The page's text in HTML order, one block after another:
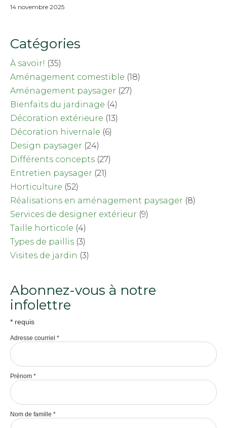
14 novembre 2025
Catégories
À savoir! (35)
Aménagement comestible (18)
Aménagement paysager (27)
Bienfaits du jardinage (4)
Décoration extérieure (13)
Décoration hivernale (6)
Design paysager (24)
Différents concepts (27)
Entretien paysager (21)
Horticulture (52)
Réalisations en aménagement paysager (8)
Services de designer extérieur (9)
Taille horticole (4)
Types de paillis (3)
Visites de jardin (3)
Abonnez-vous à notre
infolettre
* requis
Adresse courriel *
Prénom *
Nom de famille *